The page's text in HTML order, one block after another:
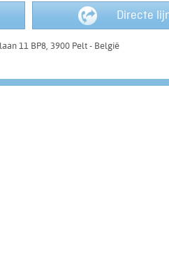
Directe
11 BP8, 3900 Pelt - België